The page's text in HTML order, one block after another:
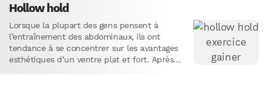
Hollow hold
Lorsque la plupart des gens pensent à
l’entraînement des abdominaux, ils ont
tendance à se concentrer sur les avantages
esthétiques d’un ventre plat et fort. Après